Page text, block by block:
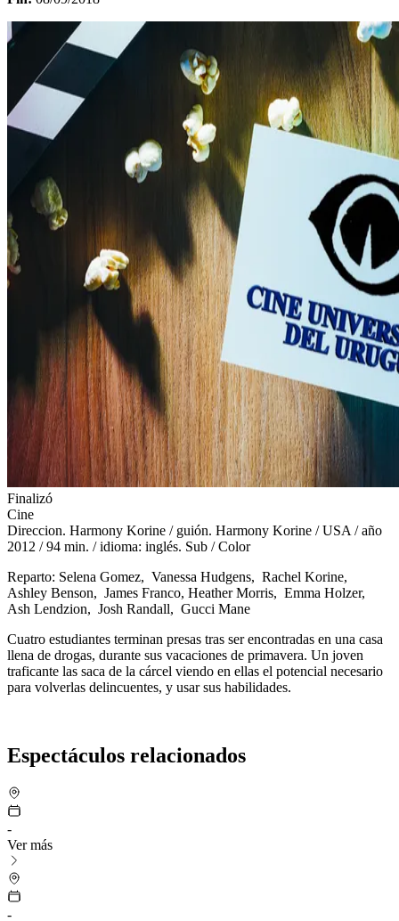
Finalizó
Cine
Direccion. Harmony Korine / guión. Harmony Korine / USA / año
2012 / 94 min. / idioma: inglés. Sub / Color
Reparto: Selena Gomez, Vanessa Hudgens, Rachel Korine,
Ashley Benson, James Franco, Heather Morris, Emma Holzer,
Ash Lendzion, Josh Randall, Gucci Mane
Cuatro estudiantes terminan presas tras ser encontradas en una casa
llena de drogas, durante sus vacaciones de primavera. Un joven
traficante las saca de la cárcel viendo en ellas el potencial necesario
para volverlas delincuentes, y usar sus habilidades.
Espectáculos relacionados
-
Ver más
-